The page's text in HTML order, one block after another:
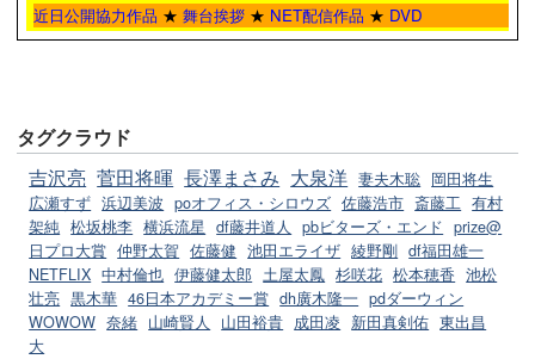
近日公開協力作品 ★ 舞台挨拶 ★ NET配信作品 ★ DVD
タグクラウド
吉沢亮 菅田将暉 長澤まさみ 大泉洋 妻夫木聡 岡田将生
広瀬すず 浜辺美波 poオフィス・シロウズ 佐藤浩市 斎藤工 有村
架純 松坂桃李 横浜流星 df藤井道人 pbビターズ・エンド prize@
日プロ大賞 仲野太賀 佐藤健 池田エライザ 綾野剛 df福田雄一
NETFLIX 中村倫也 伊藤健太郎 土屋太鳳 杉咲花 松本穂香 池松
壮亮 黒木華 46日本アカデミー賞 dh廣木隆一 pdダーウィン
WOWOW 奈緒 山崎賢人 山田裕貴 成田凌 新田真剣佑 東出昌
大